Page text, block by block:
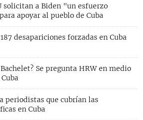
solicitan a Biden "un esfuerzo
apoyar al pueblo de Cuba
desapariciones forzadas en Cuba
Se pregunta HRW en medio
periodistas que cubrían las
en Cuba